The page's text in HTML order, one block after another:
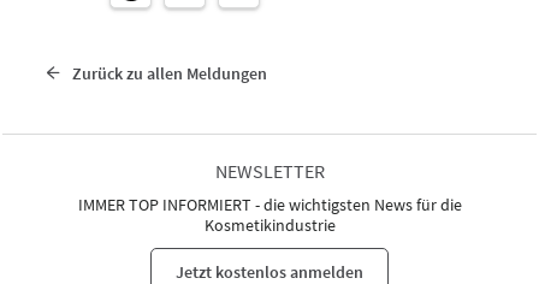
Zurück zu allen Meldungen
NEWSLETTER
IMMER TOP INFORMIERT - die wichtigsten News für die
Kosmetikindustrie
Jetzt kostenlos anmelden